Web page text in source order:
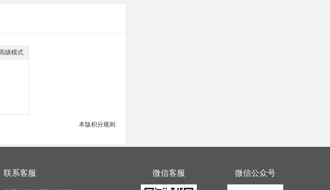
级模式
本版积分规则
联系客服 微信客服 微信公众号